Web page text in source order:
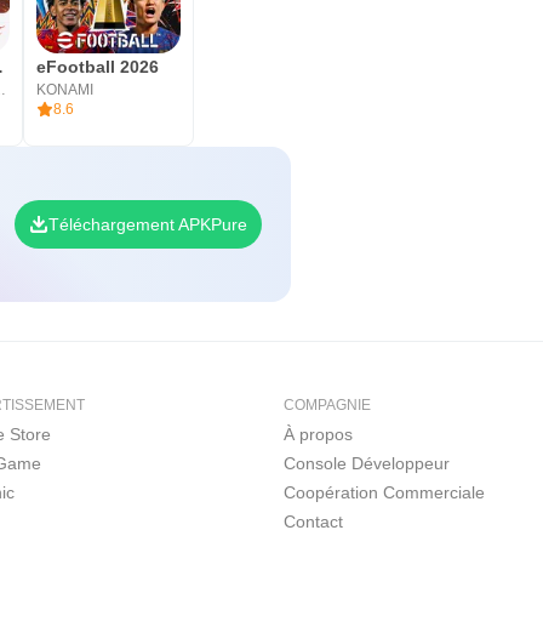
I
eFootball 2026
KONAMI
8.6
Téléchargement APKPure
Store
COMPAGNIE
À propos
Console Développeur
Coopération Commerciale
Contact